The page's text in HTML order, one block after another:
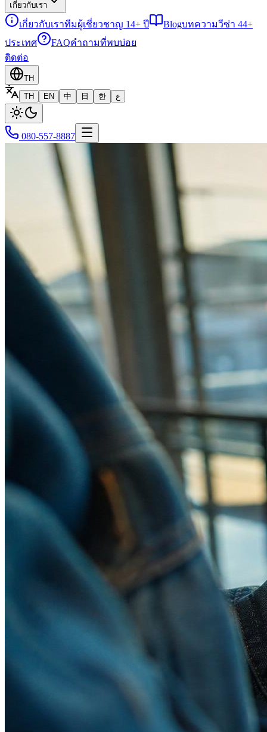
เกี่ยวกับเรา
เกี่ยวกับเราทีมผู้เชี่ยวชาญ 14+ ปี Blogบทความวีซ่า 44+
ประเทศ
FAQคำถามที่พบบ่อย
ติดต่อ
TH
TH
EN 中 日 한 ع
080-557-8887